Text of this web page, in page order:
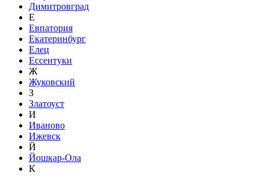
Димитровград
Е
Евпатория
Екатеринбург
Елец
Ессентуки
Ж
Жуковский
З
Златоуст
И
Иваново
Ижевск
Й
Йошкар-Ола
К